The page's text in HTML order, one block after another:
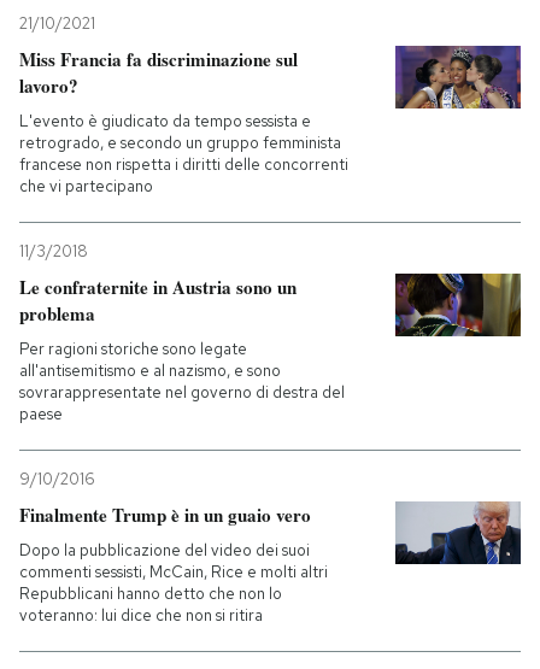
21/10/2021
Miss Francia fa discriminazione sul
lavoro?
L'evento è giudicato da tempo sessista e
retrogrado, e secondo un gruppo femminista
francese non rispetta i diritti delle concorrenti
che vi partecipano
11/3/2018
Le confraternite in Austria sono un
problema
Per ragioni storiche sono legate
all'antisemitismo e al nazismo, e sono
sovrarappresentate nel governo di destra del
paese
9/10/2016
Finalmente Trump è in un guaio vero
Dopo la pubblicazione del video dei suoi
commenti sessisti, McCain, Rice e molti altri
Repubblicani hanno detto che non lo
voteranno: lui dice che non si ritira